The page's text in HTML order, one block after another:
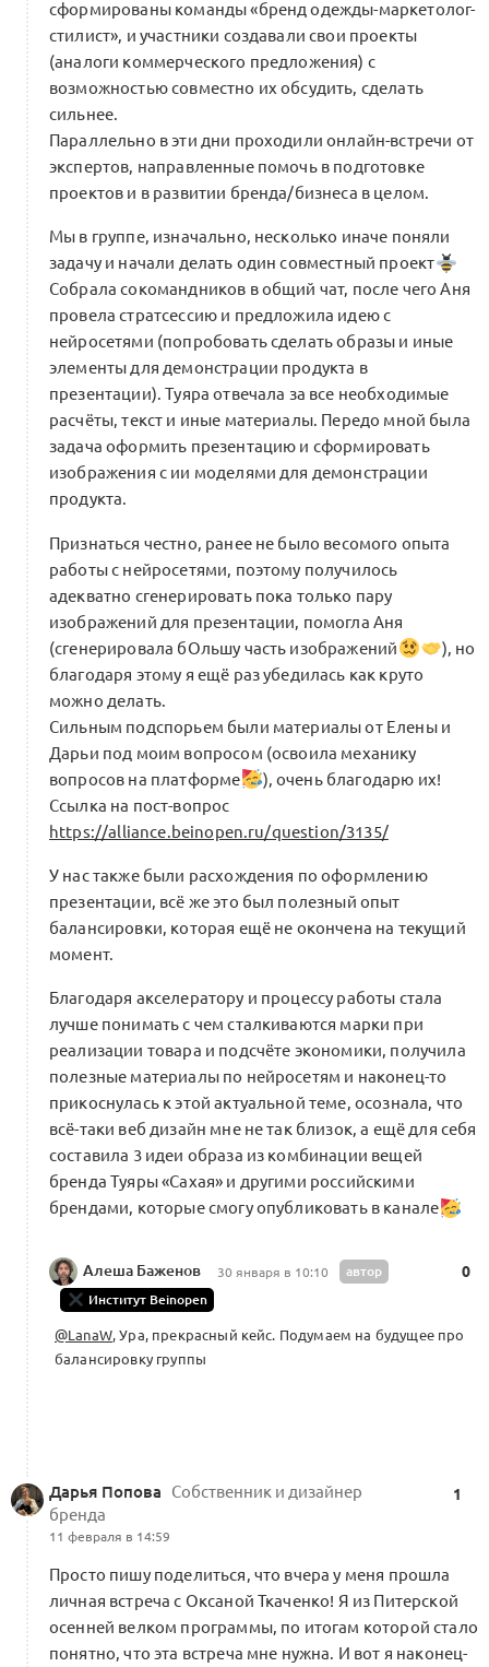
сформированы команды «бренд одежды-маркетолог-
стилист», и участники создавали свои проекты
(аналоги коммерческого предложения) с
возможностью совместно их обсудить, сделать
сильнее.
Параллельно в эти дни проходили онлайн-встречи от
экспертов, направленные помочь в подготовке
проектов и в развитии бренда/бизнеса в целом.
Мы в группе, изначально, несколько иначе поняли
задачу и начали делать один совместный проект
Собрала сокомандников в общий чат, после чего Аня
провела стратсессию и предложила идею с
нейросетями (попробовать сделать образы и иные
элементы для демонстрации продукта в
презентации). Туяра отвечала за все необходимые
расчёты, текст и иные материалы. Передо мной была
задача оформить презентацию и сформировать
изображения с ии моделями для демонстрации
продукта.
Признаться честно, ранее не было весомого опыта
работы с нейросетями, поэтому получилось
адекватно сгенерировать пока только пару
изображений для презентации, помогла Аня
(сгенерировала бОльшу часть изображений
), но
благодаря этому я ещё раз убедилась как круто
можно делать.
Сильным подспорьем были материалы от Елены и
Дарьи под моим вопросом (освоила механику
вопросов на платформе
), очень благодарю их!
Ссылка на пост-вопрос
https://alliance.beinopen.ru/question/3135/
У нас также были расхождения по оформлению
презентации, всё же это был полезный опыт
балансировки, которая ещё не окончена на текущий
момент.
Благодаря акселератору и процессу работы стала
лучше понимать с чем сталкиваются марки при
реализации товара и подсчёте экономики, получила
полезные материалы по нейросетям и наконец-то
прикоснулась к этой актуальной теме, осознала, что
всё-таки веб дизайн мне не так близок, а ещё для себя
составила 3 идеи образа из комбинации вещей
бренда Туяры «Сахая» и другими российскими
брендами, которые смогу опубликовать в канале
Алеша Баженов 30 января в 10:10
автор
Институт Beinopen
0
@LanaW, Ура, прекрасный кейс. Подумаем на будущее про
балансировку группы
Дарья Попова
Собственник и дизайнер
бренда
11 февраля в 14:59
1
Просто пишу поделиться, что вчера у меня прошла
личная встреча с Оксаной Ткаченко! Я из Питерской
осенней велком программы, по итогам которой стало
понятно, что эта встреча мне нужна. И вот я наконец-